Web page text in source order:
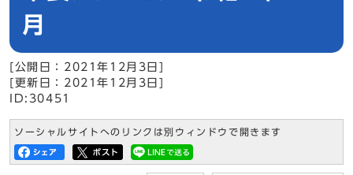
月
[公開日：2021年12月3日]
[更新日：2021年12月3日]
ID:30451
ソーシャルサイトへのリンクは別ウィンドウで開きます